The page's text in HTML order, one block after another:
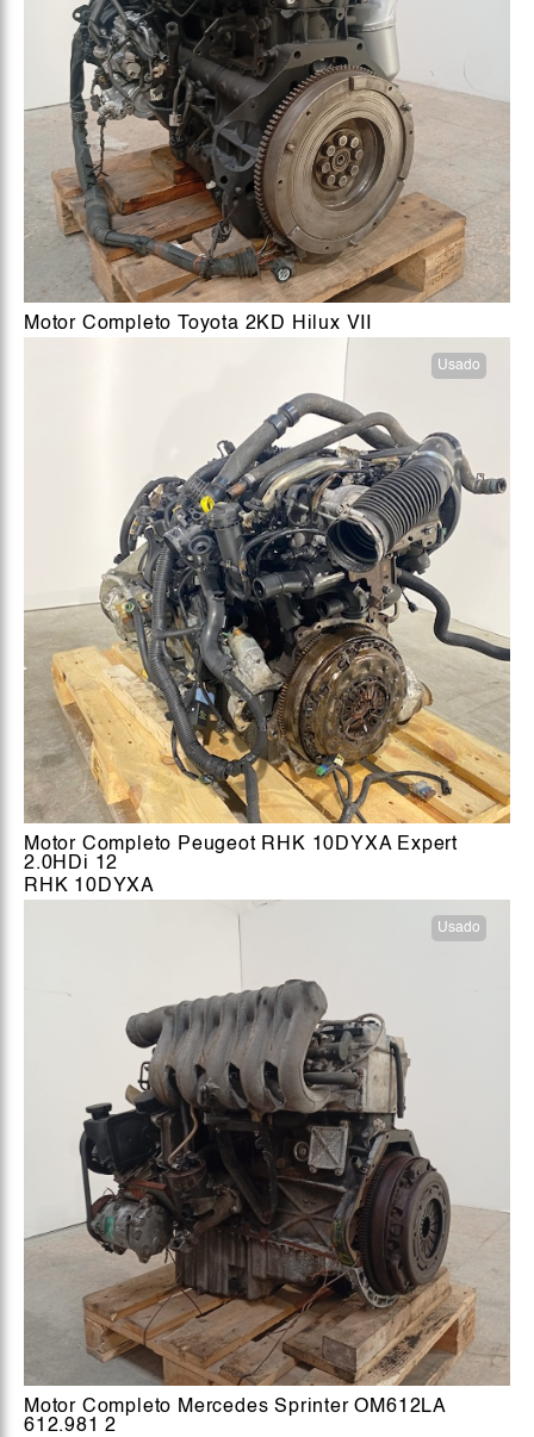
Motor Completo Toyota 2KD Hilux VII
Usado
Motor Completo Peugeot RHK 10DYXA Expert
2.0HDi 12
RHK 10DYXA
Usado
Motor Completo Mercedes Sprinter OM612LA
612.981 2